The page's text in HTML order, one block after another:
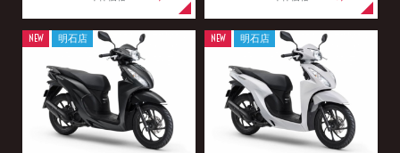
NEW 明石店 NEW 明石店